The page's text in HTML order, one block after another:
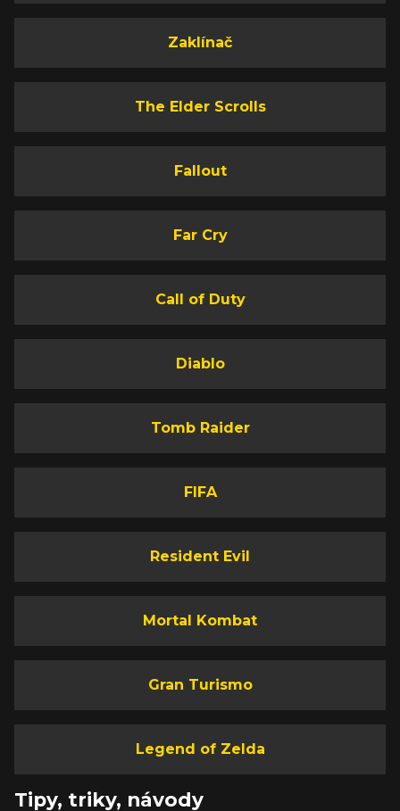
Zaklínač
The Elder Scrolls
Fallout
Far Cry
Call of Duty
Diablo
Tomb Raider
FIFA
Resident Evil
Mortal Kombat
Gran Turismo
Legend of Zelda
Tipy, triky, návody